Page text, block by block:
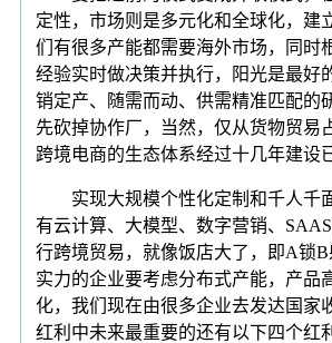
定性，市场则是多元化和全球化，建
们有很多产能都需要海外市场，同时
经验实时做决策并执行，阳光是最好
销定产、随需而动、供需精准匹配的
先砍掉协作厂，当然，仅从货物贸易
跨境电商的生态体系经过十几年建设
实现大规模个性化定制和千人千
有云计算、大模型、数字营销、
行跨境贸易，就像饭店大了，即A锁
实力的企业要考虑分布式产能，产品
化，我们现在由很多企业去发达国家
红利中未来最重要的还有以下四个红